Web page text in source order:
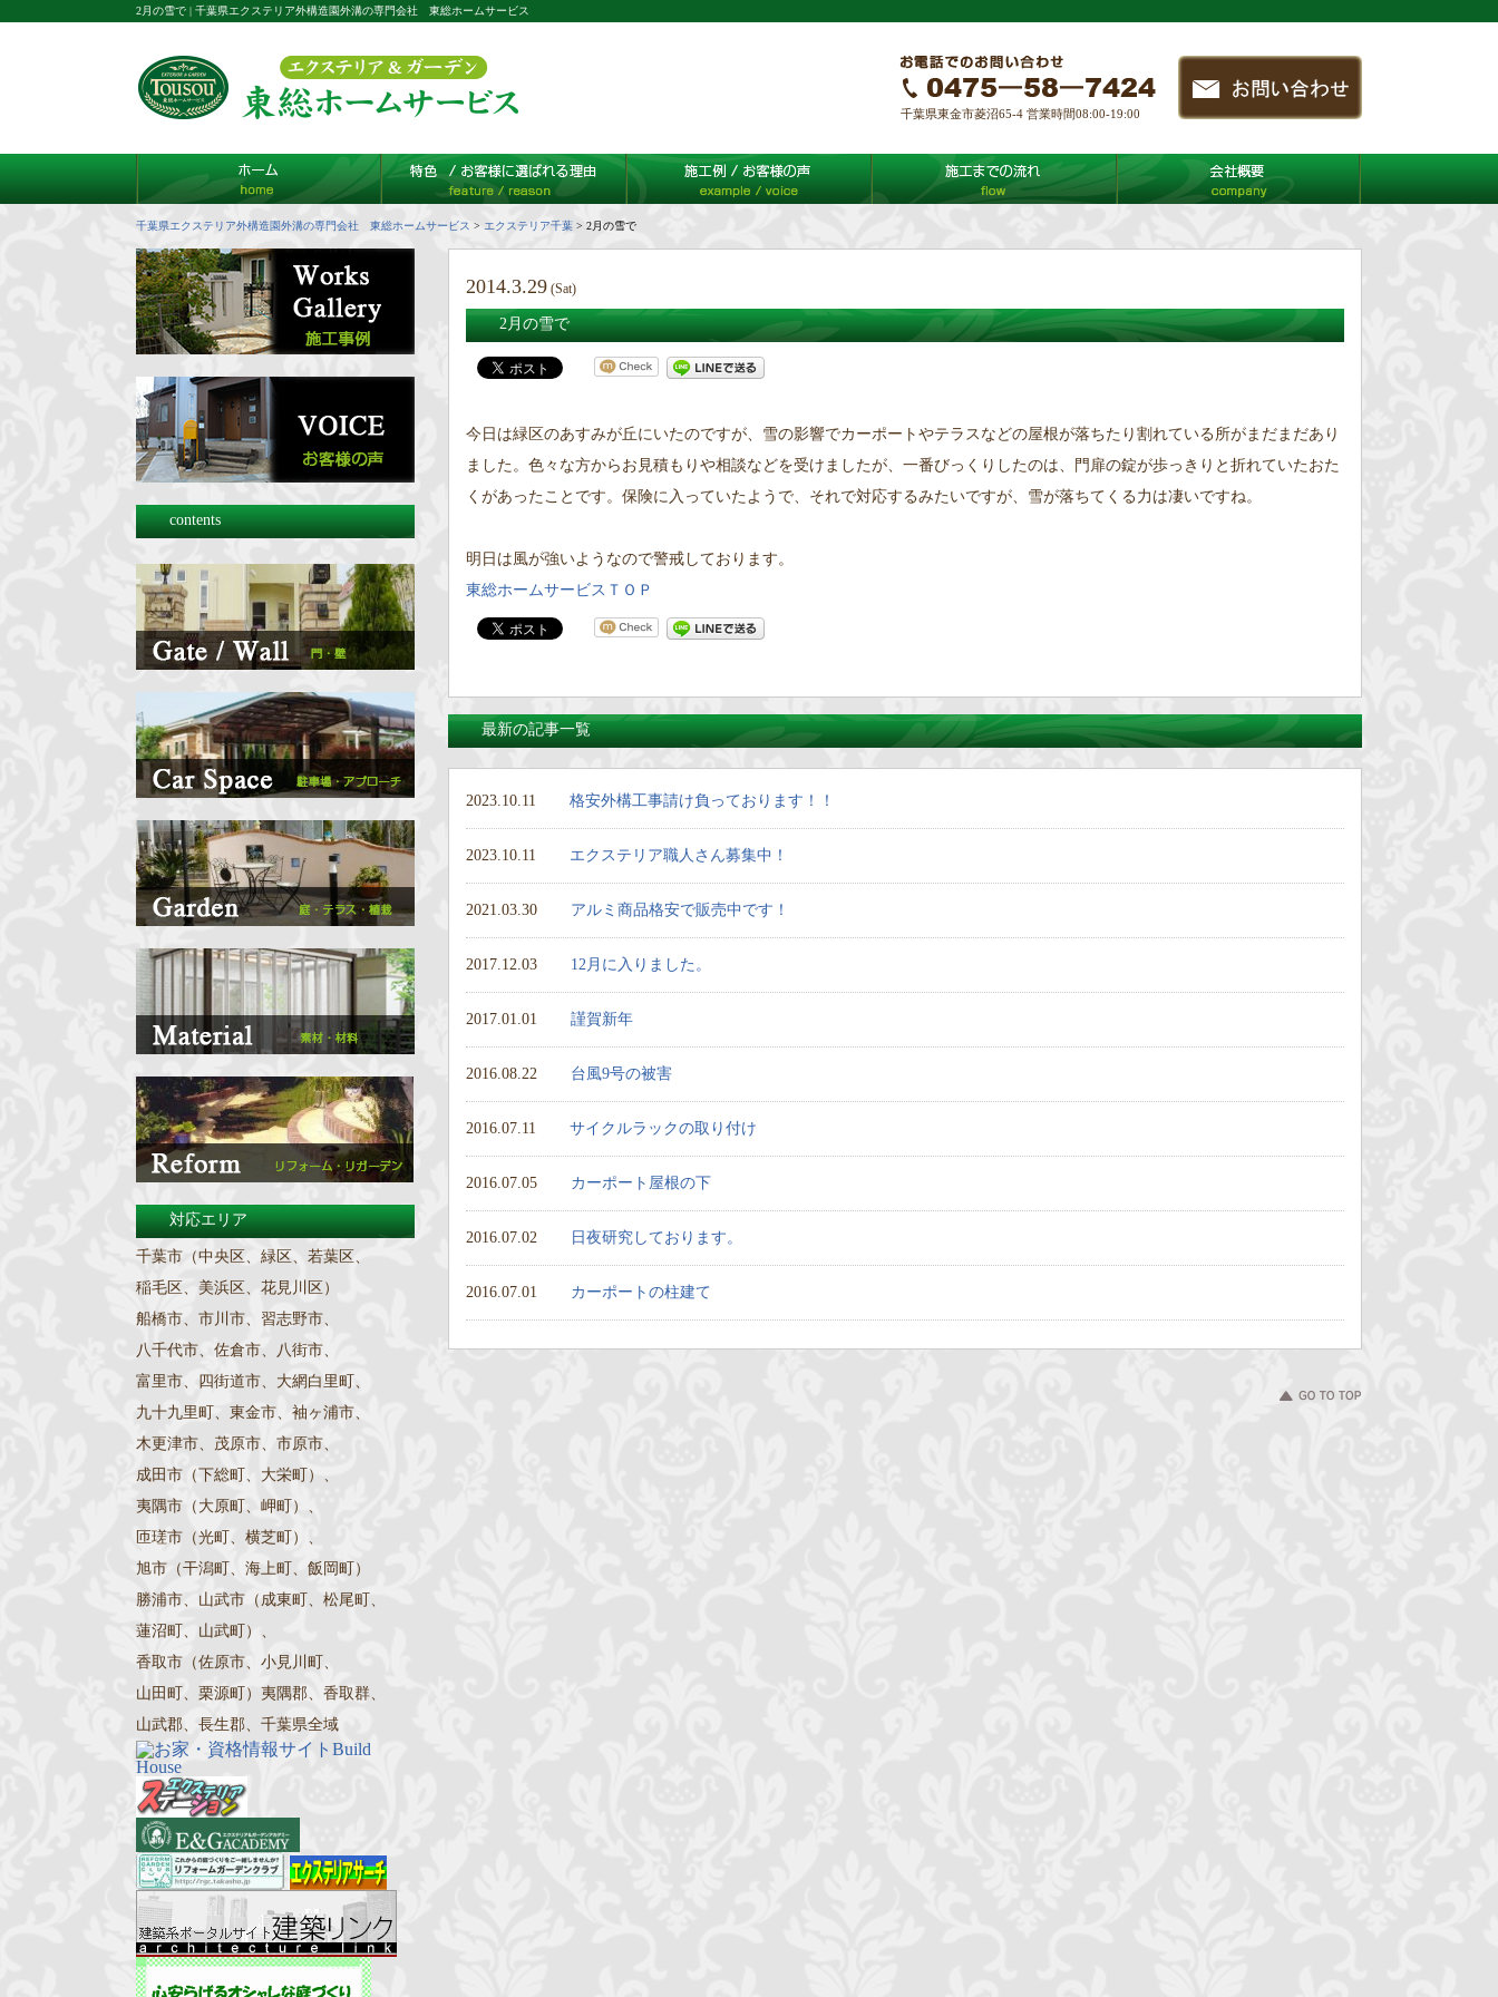
2月の雪で | 千葉県エクステリア外構造園外溝の専門会社 東総ホームサービス
千葉県東金市菱沼65-4 営業時間08:00-19:00
千葉県エクステリア外構造園外溝の専門会社 東総ホームサービス > エクステリア千葉 > 2月の雪で
2014.3.29 (Sat)
2月の雪で
今日は緑区のあすみが丘にいたのですが、雪の影響でカーポートやテラスなどの屋根が落ちたり割れている所がまだまだあり
ました。色々な方からお見積もりや相談などを受けましたが、一番びっくりしたのは、門扉の錠が歩っきりと折れていたおた
くがあったことです。保険に入っていたようで、それで対応するみたいですが、雪が落ちてくる力は凄いですね。
明日は風が強いようなので警戒しております。
東総ホームサービスＴＯＰ
最新の記事一覧
2023.10.11 格安外構工事請け負っております！！
2023.10.11 エクステリア職人さん募集中！
2021.03.30 アルミ商品格安で販売中です！
2017.12.03 12月に入りました。
2017.01.01 謹賀新年
2016.08.22 台風9号の被害
2016.07.11 サイクルラックの取り付け
2016.07.05 カーポート屋根の下
2016.07.02 日夜研究しております。
2016.07.01 カーポートの柱建て
contents
対応エリア
千葉市（中央区、緑区、若葉区、
稲毛区、美浜区、花見川区）
船橋市、市川市、習志野市、
八千代市、佐倉市、八街市、
富里市、四街道市、大網白里町、
九十九里町、東金市、袖ヶ浦市、
木更津市、茂原市、市原市、
成田市（下総町、大栄町）、
夷隅市（大原町、岬町）、
匝瑳市（光町、横芝町）、
旭市（干潟町、海上町、飯岡町）
勝浦市、山武市（成東町、松尾町、
蓮沼町、山武町）、
香取市（佐原市、小見川町、
山田町、栗源町）夷隅郡、香取群、
山武郡、長生郡、千葉県全域